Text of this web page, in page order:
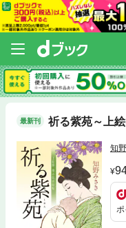
最新刊 祈る紫苑～上
知
ポ